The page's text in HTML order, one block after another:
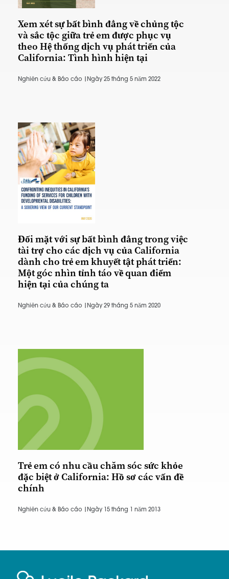
Xem xét sự bất bình đẳng về chủng tộc
và sắc tộc giữa trẻ em được phục vụ
theo Hệ thống dịch vụ phát triển của
California: Tình hình hiện tại
Nghiên cứu & Báo cáo | Ngày 25 tháng 5 năm 2022
Đối mặt với sự bất bình đẳng trong việc
tài trợ cho các dịch vụ của California
dành cho trẻ em khuyết tật phát triển:
Một góc nhìn tỉnh táo về quan điểm
hiện tại của chúng ta
Nghiên cứu & Báo cáo | Ngày 29 tháng 5 năm 2020
Trẻ em có nhu cầu chăm sóc sức khỏe
đặc biệt ở California: Hồ sơ các vấn đề
chính
Nghiên cứu & Báo cáo | Ngày 15 tháng 1 năm 2013